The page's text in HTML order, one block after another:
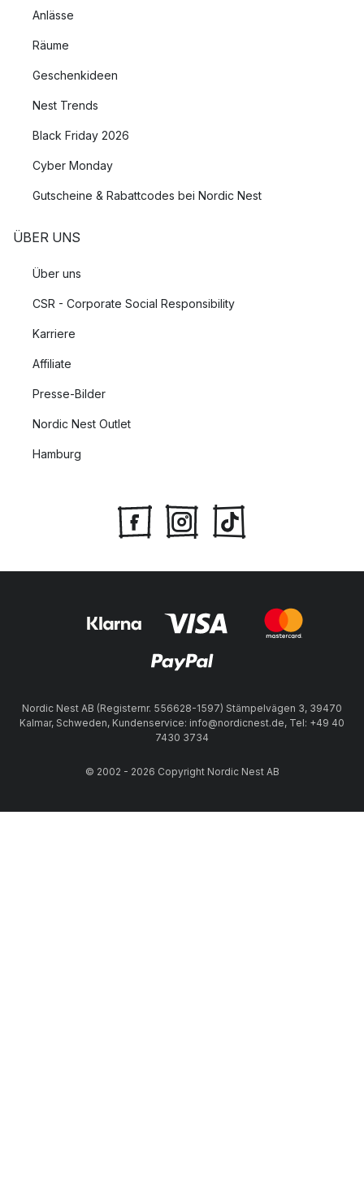
Anlässe
Räume
Geschenkideen
Nest Trends
Black Friday 2026
Cyber Monday
Gutscheine & Rabattcodes bei Nordic Nest
ÜBER UNS
Über uns
CSR - Corporate Social Responsibility
Karriere
Affiliate
Presse-Bilder
Nordic Nest Outlet
Hamburg
Nordic Nest AB (Registernr. 556628-1597) Stämpelvägen 3, 39470
Kalmar, Schweden, Kundenservice: info@nordicnest.de, Tel: +49 40
7430 3734
© 2002 - 2026 Copyright Nordic Nest AB